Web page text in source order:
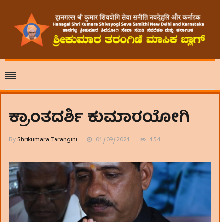
ಕ್ರಾಂತದರ್ಶಿ ಕುಮಾರಯೋಗಿ
By Shrikumara Tarangini 01/09/2021 154